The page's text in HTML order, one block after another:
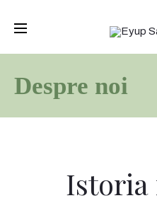
2 zile.
Despre noi
Istoria